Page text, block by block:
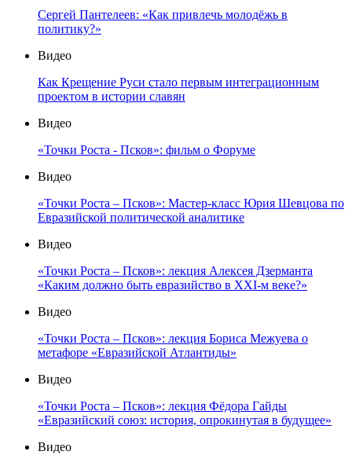
Сергей Пантелеев: «Как привлечь молодёжь в
политику?»
Видео
Как Крещение Руси стало первым интеграционным
проектом в истории славян
Видео
«Точки Роста - Псков»: фильм о Форуме
Видео
«Точки Роста – Псков»: Мастер-класс Юрия Шевцова по
Евразийской политической аналитике
Видео
«Точки Роста – Псков»: лекция Алексея Дзерманта
«Каким должно быть евразийство в XXI-м веке?»
Видео
«Точки Роста – Псков»: лекция Бориса Межуева о
метафоре «Евразийской Атлантиды»
Видео
«Точки Роста – Псков»: лекция Фёдора Гайды
«Евразийский союз: история, опрокинутая в будущее»
Видео